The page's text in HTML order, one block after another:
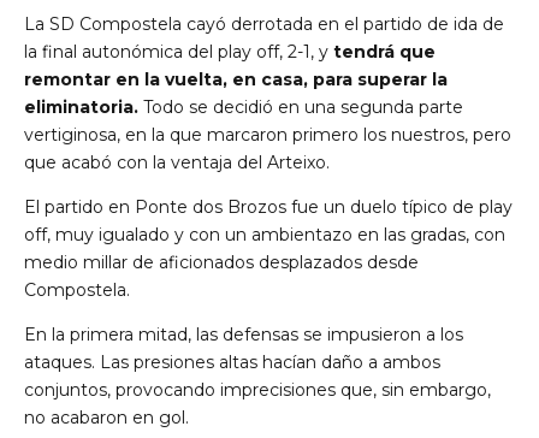
La SD Compostela cayó derrotada en el partido de ida de
la final autonómica del play off, 2-1, y tendrá que
remontar en la vuelta, en casa, para superar la
eliminatoria. Todo se decidió en una segunda parte
vertiginosa, en la que marcaron primero los nuestros, pero
que acabó con la ventaja del Arteixo.
El partido en Ponte dos Brozos fue un duelo típico de play
off, muy igualado y con un ambientazo en las gradas, con
medio millar de aficionados desplazados desde
Compostela.
En la primera mitad, las defensas se impusieron a los
ataques. Las presiones altas hacían daño a ambos
conjuntos, provocando imprecisiones que, sin embargo,
no acabaron en gol.